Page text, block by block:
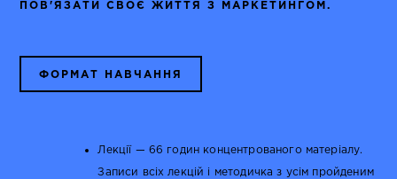
ПОВ'ЯЗАТИ СВОЄ ЖИТТЯ З МАРКЕТИНГОМ.
ФОРМАТ НАВЧАННЯ
Лекції — 66 годин концентрованого матеріалу.
Записи всіх лекцій і методичка з усім пройденим